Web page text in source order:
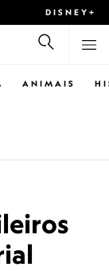
DISNEY+
ANIMAIS